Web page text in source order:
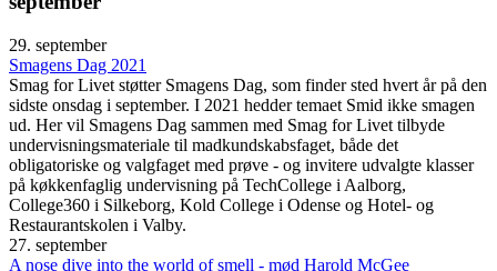
29. september
Smagens Dag 2021
Smag for Livet støtter Smagens Dag, som finder sted hvert år på den
sidste onsdag i september. I 2021 hedder temaet Smid ikke smagen
ud. Her vil Smagens Dag sammen med Smag for Livet tilbyde
undervisningsmateriale til madkundskabsfaget, både det
obligatoriske og valgfaget med prøve - og invitere udvalgte klasser
på køkkenfaglig undervisning på TechCollege i Aalborg,
College360 i Silkeborg, Kold College i Odense og Hotel- og
Restaurantskolen i Valby.
27. september
A nose dive into the world of smell - mød Harold McGee